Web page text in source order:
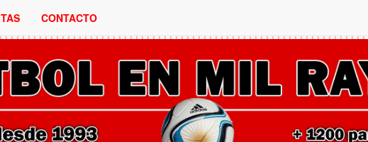
CONTACTO